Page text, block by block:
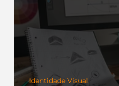
Identidade Visual